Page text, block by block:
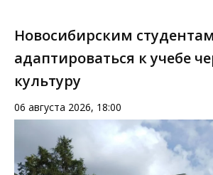
Новосибирским
адаптироваться к учебе
культуру
06 августа 2026, 18:00